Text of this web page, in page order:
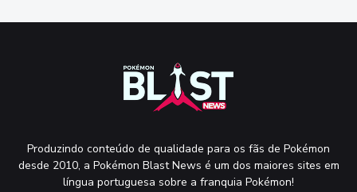
Produzindo conteúdo de qualidade para os fãs de Pokémon
desde 2010, a Pokémon Blast News é um dos maiores sites em
língua portuguesa sobre a franquia Pokémon!